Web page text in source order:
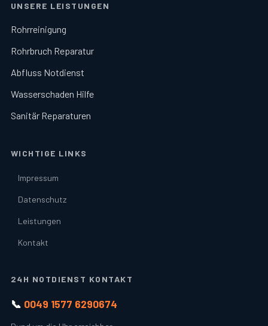
UNSERE LEISTUNGEN
Rohrreinigung
Rohrbruch Reparatur
Abfluss Notdienst
Wasserschaden Hilfe
Sanitär Reparaturen
WICHTIGE LINKS
Impressum
Datenschutz
Leistungen
Kontakt
24H NOTDIENST KONTAKT
📞 0049 1577 6290674